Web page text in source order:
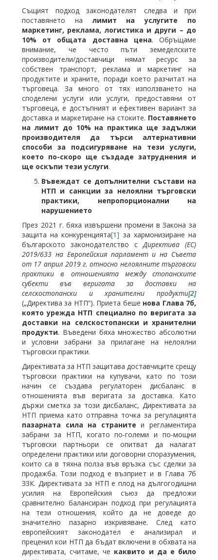
Същият подход законодателят следва и при
поставянето на лимит на услугите по
маркетинг, реклама, логистика и други – до
10% от общата доставна цена. Обръщаме
внимание, че често пъти земеделските
производители/доставчици нямат ресурс за
собствен транспорт, реклама и маркетинг на
продуктите и храните, поради което разчитат на
търговеца. За много от тях използването на
споделени услуги или услуги, предоставяни от
търговеца, е достъпният и ефективен вариант за
доставка и маркетиране на стоките. Поставянето
на лимит до 10% на практика ще задължи
производителя да търси алтернативни
способи за подсигуряване на тези услуги,
което по-скоро ще създаде затруднения и
ще оскъпи тези услуги.
Въвеждат се допълнителни състави на
НТП и санкции за нелоялни търговски
практики, непропорционални на
нарушението
През 2021 г. бяха извършени промени в Закона за
защита на конкуренцията[1] за хармонизиране на
българското законодателство сДиректива (ЕС)
2019/633 на Европейския парламент и на Съвета
от 17 април 2019 г. относно нелоялните търговски
практики в отношенията между стопанските
субекти във веригата за доставки на
селскостопански и хранителни продукти[2]
(„Директива за НТП”). Приета беше нова Глава 7б,
която урежда НТП специално по веригата за
доставки на селскостопански и хранителни
продукти. Въведени бяха множество абсолютни
и условни забрани за прилагане на нелоялни
търговски практики.
Директивата за НТП защитава доставчиците срещу
търговски практики на купувачи, като по този
начин се създава регулаторен дисбаланс в
отношенията във веригата за доставка. Като
държи сметка за този дисбаланс, Директивата за
НТП приема като отправна точка за регулацията
пазарната сила на страните и регламентира
забрани за НТП, когато по-големи и по-мощни
търговски партньори се опитват да налагат
определени практики или договорни споразумения,
които са в тяхна полза във връзка със сделки за
продажба. Този подход е възприет и в Глава 7б
ЗЗК. Директивата за НТП е плод на дългогодишни
усилия на Европейския съюз да предложи
сравнително балансиран подход при регулацията
на тези отношения, който да не доведе до
значително пазарно изкривяване. След като
европейският законодател е анализирал и
преценил кои НТП да бъдат включени в обхвата на
директивата, считаме, че каквито и да е било